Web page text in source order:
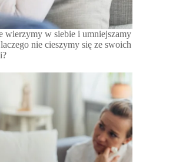
wierzymy w siebie i umniejszamy
nie cieszymy się ze swoich